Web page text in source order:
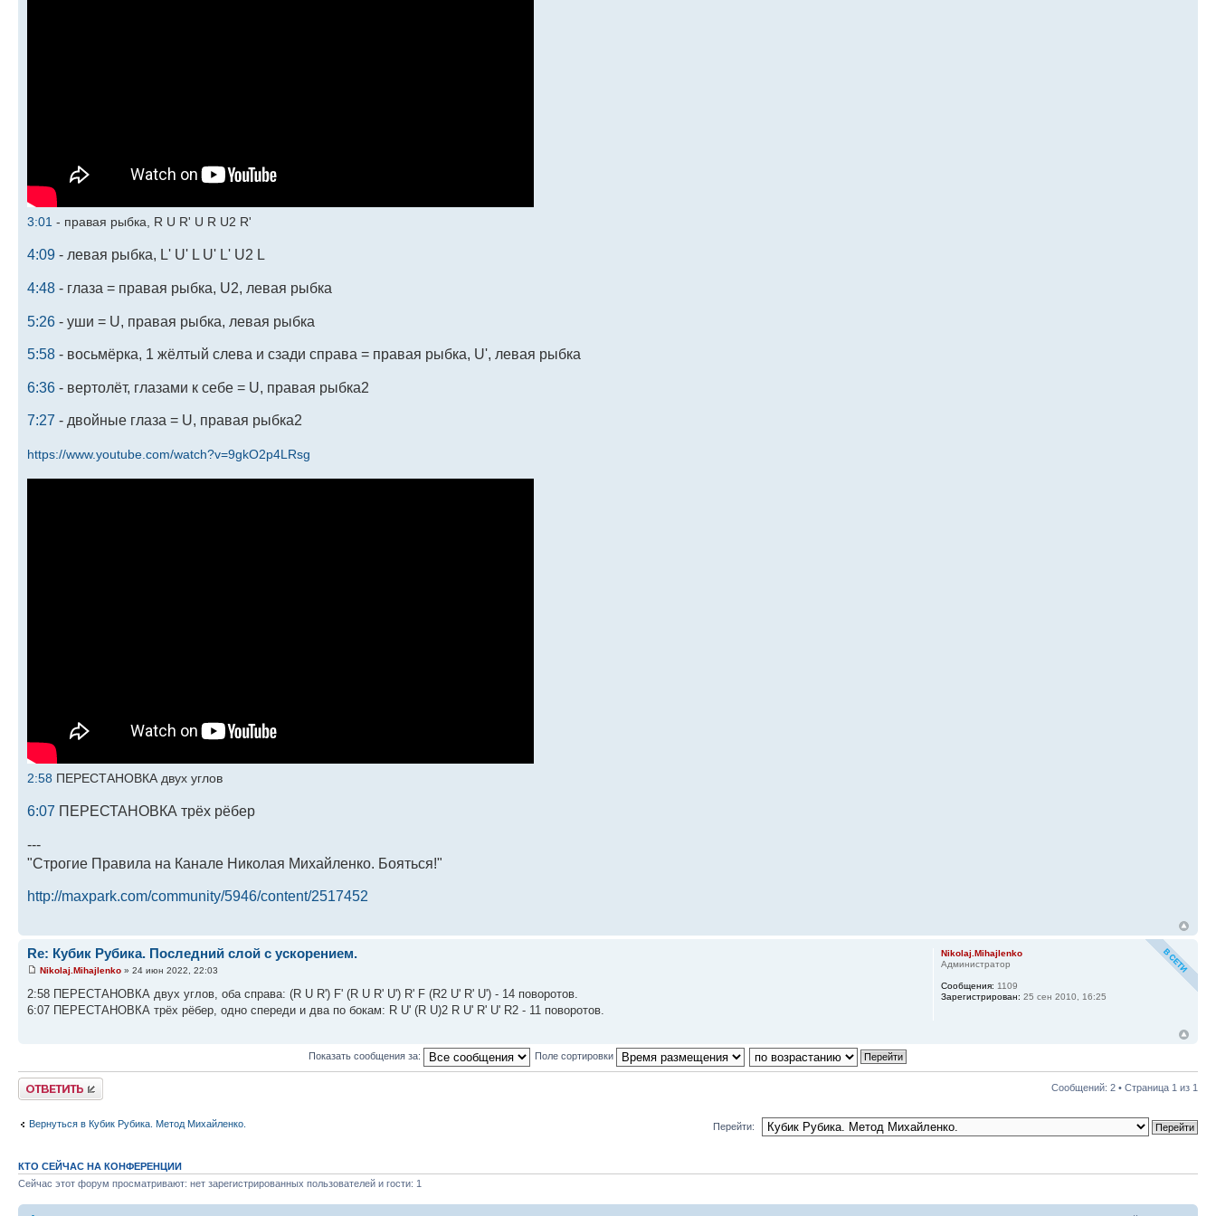
3:01 - правая рыбка, R U R' U R U2 R'
4:09 - левая рыбка, L' U' L U' L' U2 L
4:48 - глаза = правая рыбка, U2, левая рыбка
5:26 - уши = U, правая рыбка, левая рыбка
5:58 - восьмёрка, 1 жёлтый слева и сзади справа = правая рыбка, U', левая рыбка
6:36 - вертолёт, глазами к себе = U, правая рыбка2
7:27 - двойные глаза = U, правая рыбка2
https://www.youtube.com/watch?v=9gkO2p4LRsg
2:58 ПЕРЕСТАНОВКА двух углов
6:07 ПЕРЕСТАНОВКА трёх рёбер
---
"Строгие Правила на Канале Николая Михайленко. Бояться!"
http://maxpark.com/community/5946/content/2517452
Re: Кубик Рубика. Последний слой с ускорением.
Nikolaj.Mihajlenko » 24 июн 2022, 22:03
2:58 ПЕРЕСТАНОВКА двух углов, оба справа: (R U R') F' (R U R' U') R' F (R2 U' R' U') - 14 поворотов.
6:07 ПЕРЕСТАНОВКА трёх рёбер, одно спереди и два по бокам: R U' (R U)2 R U' R' U' R2 - 11 поворотов.
Nikolaj.Mihajlenko
Администратор
Сообщения: 1109
Зарегистрирован: 25 сен 2010, 16:25
Показать сообщения за: Поле сортировки
Ответить Сообщений: 2 • Страница 1 из 1
Вернуться в Кубик Рубика. Метод Михайленко. Перейти:
КТО СЕЙЧАС НА КОНФЕРЕНЦИИ
Сейчас этот форум просматривают: нет зарегистрированных пользователей и гости: 1